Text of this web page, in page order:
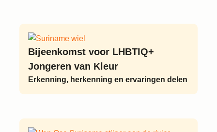
Bijeenkomst voor LHBTIQ+
Jongeren van Kleur
Erkenning, herkenning en ervaringen delen